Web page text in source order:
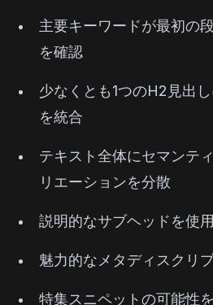
主要キーワードが最初の
を確認
少なくとも1つのH2見出
を統合
テキスト全体にセマンテ
リエーションを分散
説明的なサブヘッドを使
魅力的なメタディスクリ
特集スニペットの可能性